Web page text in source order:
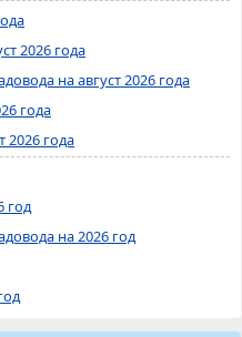
2026 года
на август 2026 года
года
2026 года
год
на 2026 год